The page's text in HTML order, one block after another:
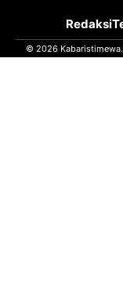
Redaksi
© 2026